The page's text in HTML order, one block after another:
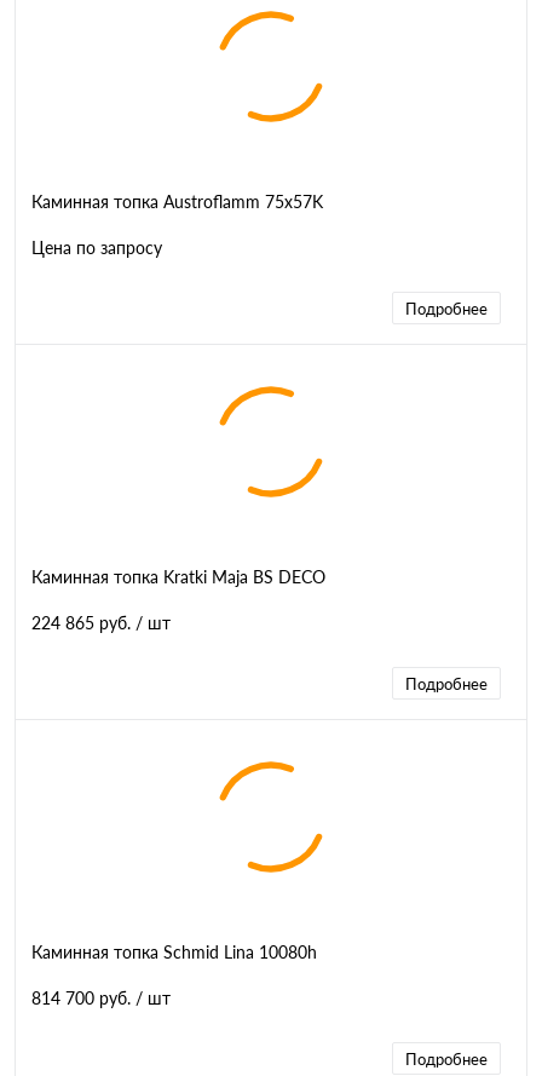
Каминная топка Austroflamm 75x57K
Цена по запросу
Подробнее
Каминная топка Kratki Maja BS DECO
224 865 руб. / шт
Подробнее
Каминная топка Schmid Lina 10080h
814 700 руб. / шт
Подробнее